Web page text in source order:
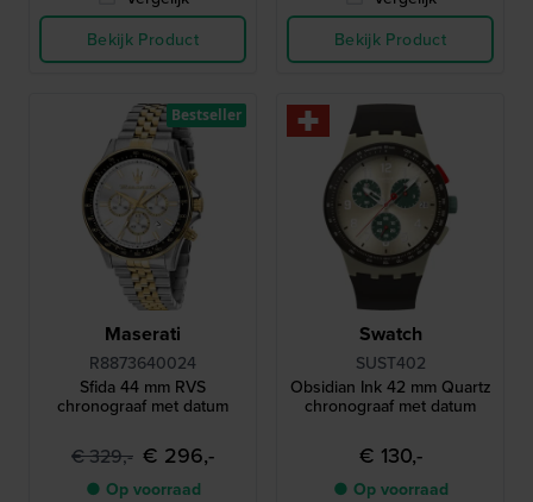
Bekijk Product
Bekijk Product
Maserati
R8873640024
Sfida 44 mm RVS
chronograaf met datum
€ 329,- € 296,-
● Op voorraad
Bestseller
Swatch
SUST402
Obsidian Ink 42 mm Quartz
chronograaf met datum
€ 130,-
● Op voorraad